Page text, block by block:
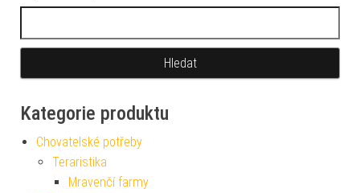
Kategorie produktu
Chovatelské potřeby
Teraristika
Mravenčí farmy